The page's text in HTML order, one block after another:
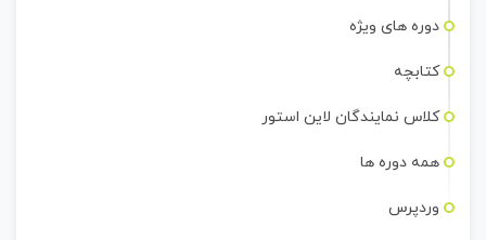
دوره های ویژه
کتابچه
کلاس نمایندگان لاین استور
همه دوره ها
وردپرس